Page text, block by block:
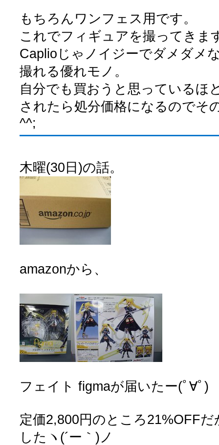
もちろんワンフェス用です。
これでフィギュアを撮ってきま
Caplioじゃノイジーでダメダメ
撮れる優れモノ。
自分でも買おうと思っているほ
されたら処分価格になるのでそ
^^;
木曜(30日)の話。
amazonから、
フェイト figmaが届いたー(ﾟ∀ﾟ)
定価2,800円のところ21%OFF
したヽ(´ー｀)ノ